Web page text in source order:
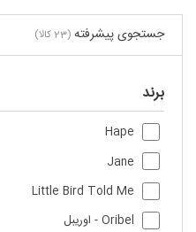
جستجوی پیشرفته (23 کالا)
برند
Hape
Jane
Little Bird Told Me
Oribel - اوریبل